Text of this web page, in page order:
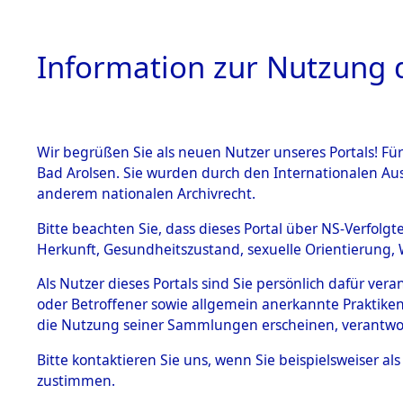
HOME
BESTÄNDE
Inhaftierungsdoku
mente
5. Verschiedenes
Todesmärsche
5.3.1 Alliierte
Information zur Nutzung
Wir begrüßen Sie als neuen Nutzer unseres Portals!
Bad Arolsen. Sie wurden durch den Internationalen
anderem nationalen Archivrecht.
Bitte beachten Sie, dass dieses Portal über NS-
Herkunft, Gesundheitszustand, sexuelle
Als Nutzer dieses Portals sind Sie persönlich dafür
oder Betroffener sowie allgemein anerkannte
die Nutzung seiner Sammlungen erscheinen,
Bitte kontaktieren Sie uns, wenn Sie beispielsweiser
zustimmen.